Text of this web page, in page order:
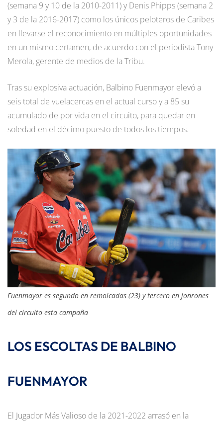
(semana 9 y 10 de la 2010-2011) y Denis Phipps (semana 2
y 3 de la 2016-2017) como los únicos peloteros de Caribes
en llevarse el reconocimiento en múltiples oportunidades
en un mismo certamen, de acuerdo con el periodista Tony
Merola, gerente de medios de la Tribu.
Tras su explosiva actuación, Balbino Fuenmayor elevó a
seis total de vuelacercas en el actual curso y a 85 su
acumulado de por vida en el circuito, para quedar en
soledad en el décimo puesto de todos los tiempos.
Fuenmayor es segundo en remolcadas (23) y tercero en jonrones
del circuito esta campaña
LOS ESCOLTAS DE BALBINO
FUENMAYOR
El Jugador Más Valioso de la 2021-2022 arrasó en la